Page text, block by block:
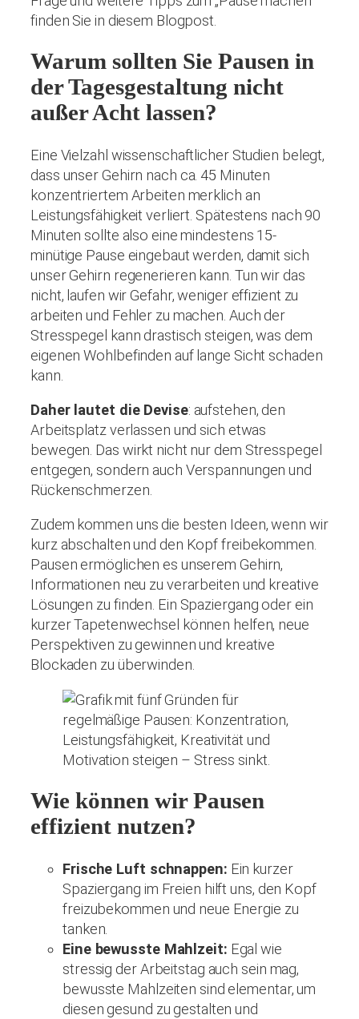
finden Sie in diesem Blogpost.
Warum sollten Sie Pausen in
der Tagesgestaltung nicht
außer Acht lassen?
Eine Vielzahl wissenschaftlicher Studien belegt,
dass unser Gehirn nach ca. 45 Minuten
konzentriertem Arbeiten merklich an
Leistungsfähigkeit verliert. Spätestens nach 90
Minuten sollte also eine mindestens 15-
minütige Pause eingebaut werden, damit sich
unser Gehirn regenerieren kann. Tun wir das
nicht, laufen wir Gefahr, weniger effizient zu
arbeiten und Fehler zu machen. Auch der
Stresspegel kann drastisch steigen, was dem
eigenen Wohlbefinden auf lange Sicht schaden
kann.
Daher lautet die Devise: aufstehen, den
Arbeitsplatz verlassen und sich etwas
bewegen. Das wirkt nicht nur dem Stresspegel
entgegen, sondern auch Verspannungen und
Rückenschmerzen.
Zudem kommen uns die besten Ideen, wenn wir
kurz abschalten und den Kopf freibekommen.
Pausen ermöglichen es unserem Gehirn,
Informationen neu zu verarbeiten und kreative
Lösungen zu finden. Ein Spaziergang oder ein
kurzer Tapetenwechsel können helfen, neue
Perspektiven zu gewinnen und kreative
Blockaden zu überwinden.
Wie können wir Pausen
effizient nutzen?
Frische Luft schnappen: Ein kurzer
Spaziergang im Freien hilft uns, den Kopf
freizubekommen und neue Energie zu
tanken.
Eine bewusste Mahlzeit: Egal wie
stressig der Arbeitstag auch sein mag,
bewusste Mahlzeiten sind elementar, um
diesen gesund zu gestalten und